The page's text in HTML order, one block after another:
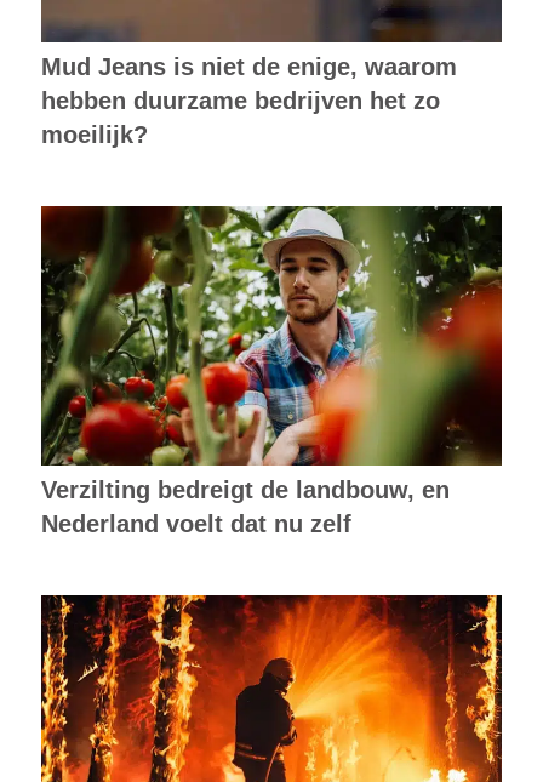
Mud Jeans is niet de enige, waarom
hebben duurzame bedrijven het zo
moeilijk?
Verzilting bedreigt de landbouw, en
Nederland voelt dat nu zelf